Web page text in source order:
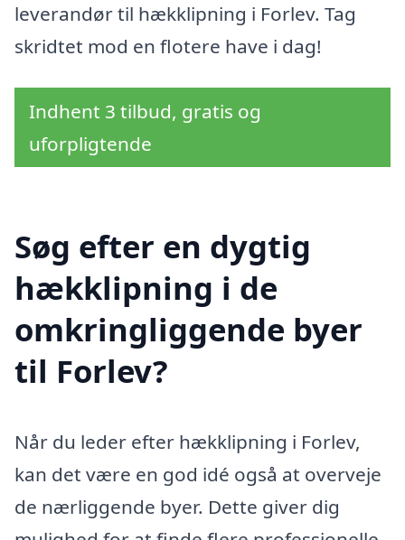
leverandør til hækklipning i Forlev. Tag
skridtet mod en flotere have i dag!
Indhent 3 tilbud, gratis og
uforpligtende
Søg efter en dygtig
hækklipning i de
omkringliggende byer
til Forlev?
Når du leder efter hækklipning i Forlev,
kan det være en god idé også at overveje
de nærliggende byer. Dette giver dig